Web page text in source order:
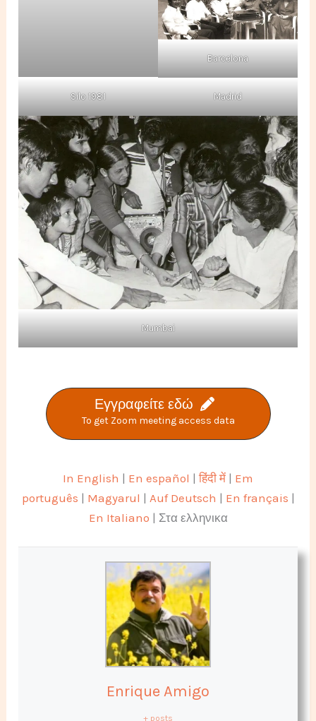
Barcelona
Silo 1981 Madrid
Mumbai
Εγγραφείτε εδώ
To get Zoom meeting access data
In English | En español |हिंदी में | Em
português | Magyarul | Auf Deutsch | En français |
En Italiano | Στα ελληνικα
Enrique Amigo
+ posts